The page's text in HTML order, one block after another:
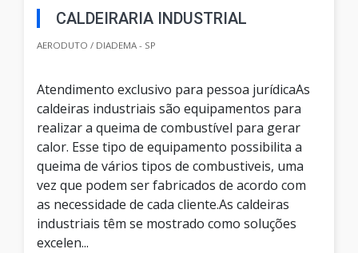
CALDEIRARIA INDUSTRIAL
AERODUTO / DIADEMA - SP
Atendimento exclusivo para pessoa jurídicaAs
caldeiras industriais são equipamentos para
realizar a queima de combustível para gerar
calor. Esse tipo de equipamento possibilita a
queima de vários tipos de combustiveis, uma
vez que podem ser fabricados de acordo com
as necessidade de cada cliente.As caldeiras
industriais têm se mostrado como soluções
excelen...